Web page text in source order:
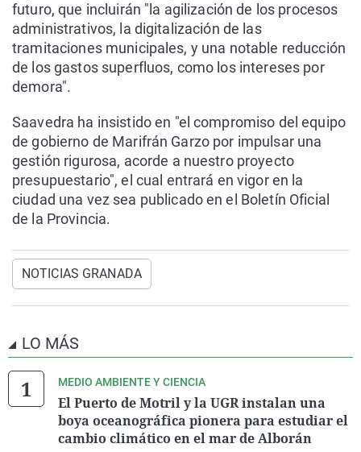
futuro, que incluirán "la agilización de los procesos
administrativos, la digitalización de las
tramitaciones municipales, y una notable reducción
de los gastos superfluos, como los intereses por
demora".
Saavedra ha insistido en "el compromiso del equipo
de gobierno de Marifrán Garzo por impulsar una
gestión rigurosa, acorde a nuestro proyecto
presupuestario", el cual entrará en vigor en la
ciudad una vez sea publicado en el Boletín Oficial
de la Provincia.
NOTICIAS GRANADA
LO MÁS
MEDIO AMBIENTE Y CIENCIA
El Puerto de Motril y la UGR instalan una
boya oceanográfica pionera para estudiar el
cambio climático en el mar de Alborán